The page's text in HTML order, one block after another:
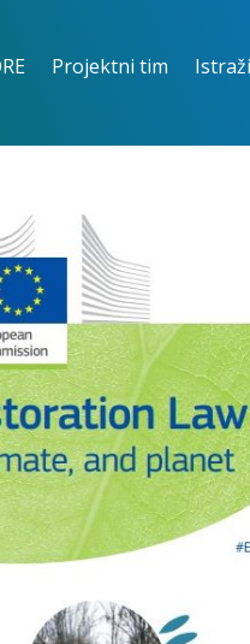
Projektni tim